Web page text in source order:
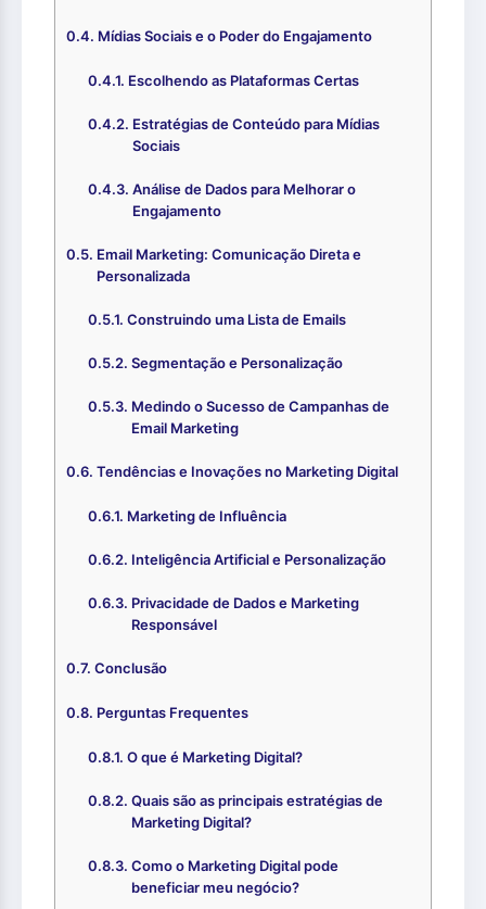
Mídias Sociais e o Poder do Engajamento
Escolhendo as Plataformas Certas
Estratégias de Conteúdo para Mídias
Sociais
Análise de Dados para Melhorar o
Engajamento
Email Marketing: Comunicação Direta e
Personalizada
Construindo uma Lista de Emails
Segmentação e Personalização
Medindo o Sucesso de Campanhas de
Email Marketing
Tendências e Inovações no Marketing Digital
Marketing de Influência
Inteligência Artificial e Personalização
Privacidade de Dados e Marketing
Responsável
Conclusão
Perguntas Frequentes
O que é Marketing Digital?
Quais são as principais estratégias de
Marketing Digital?
Como o Marketing Digital pode
beneficiar meu negócio?